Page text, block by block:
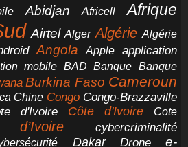
Abidjan Africell Afrique
Airtel Alger Algérie Algérie
Angola Apple application
mobile BAD Banque Banque
Burkina Faso Cameroun
Chine Congo Congo-Brazzaville
d'Ivoire Côte d'Ivoire
Cote
cybercriminalité
Dakar Drone
e-